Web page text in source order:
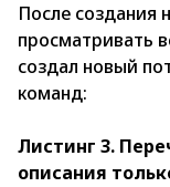
После создания
просматривать
создал новый
команд:
Листинг 3.
описания